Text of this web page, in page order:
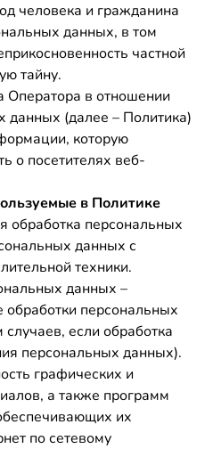
человека и гражданина
данных, в том
частной
тайну.
Оператора в отношении
данных (далее – Политика)
которую
о посетителях веб-
в Политике
обработка персональных
данных с
техники.
данных –
персональных
если обработка
персональных данных).
графических и
а также программ
их
по сетевому